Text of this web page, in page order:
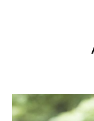
だ
さ